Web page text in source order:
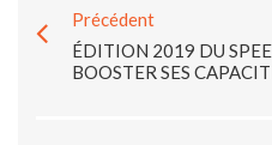
Précédent
ÉDITION 2019 DU
BOOSTER SES